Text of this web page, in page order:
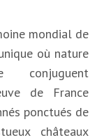
mondial de
où nature
de France
ponctués de
châteaux